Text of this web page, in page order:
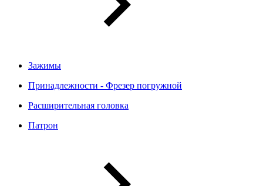
Зажимы
Принадлежности - Фрезер погружной
Расширительная головка
Патрон